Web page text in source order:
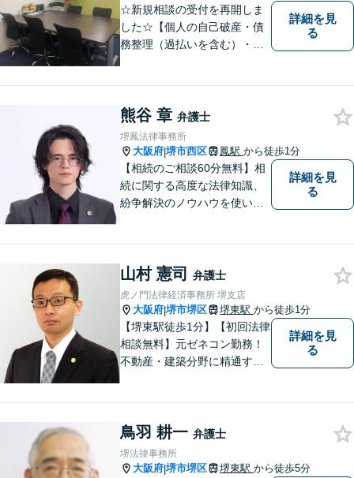
います。
☆新規相談の受付を再開しま
した☆【個人の自己破産・債
務整理（過払いを含む）・法
回相談無料（特に時間制限は
ありません）】【堺東徒歩７
分】【分割払い・法テラス利
用もご相談下さい】
詳細を見
る
熊谷 章 弁護士
堺鳳法律事務所
大阪府|堺市西区 鳳駅 から徒歩1分
【相続のご相談60分無料】相
続に関する高度な法律知識、
紛争解決のノウハウを使い、
確かつスピーディーに進め、
ご相談様にとって最適なご提
案ができるよう努めます。
詳細を見
る
山村 憲司 弁護士
虎ノ門法律経済事務所 堺支店
大阪府|堺市堺区 堺東駅 から徒歩1分
【堺東駅徒歩1分】【初回法律
相談無料】元ゼネコン勤務！
不動産・建築分野に精通する
す！全国の支店ネットワーク
を活かし、迅速な解決を目指
します。【夜間土日祝可】
詳細を見
る
鳥羽 耕一 弁護士
堺法律事務所
大阪府|堺市堺区 堺東駅 から徒歩5分